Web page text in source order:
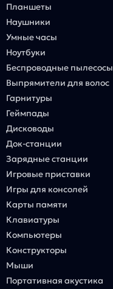
Планшеты
Наушники
Умные часы
Ноутбуки
Беспроводные пылесосы
Выпрямители для волос
Гарнитуры
Геймпады
Дисководы
Док-станции
Зарядные станции
Игровые приставки
Игры для консолей
Карты памяти
Клавиатуры
Компьютеры
Конструкторы
Мыши
Портативная акустика